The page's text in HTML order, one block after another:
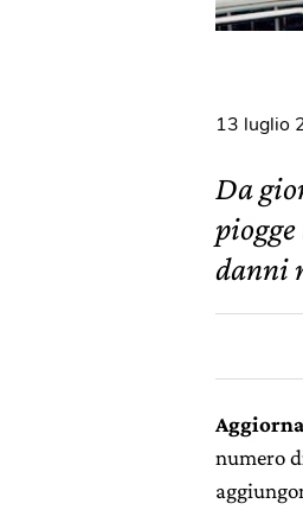
13 luglio
Da
danni
numero